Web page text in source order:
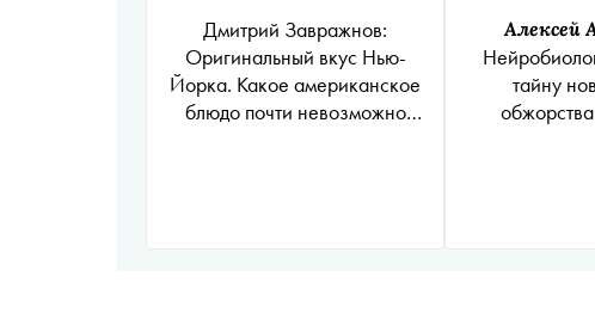
Дмитрий Завражнов:
Оригинальный вкус Нью-
Йорка. Какое американское
блюдо почти невозможно
Алексей
тайну